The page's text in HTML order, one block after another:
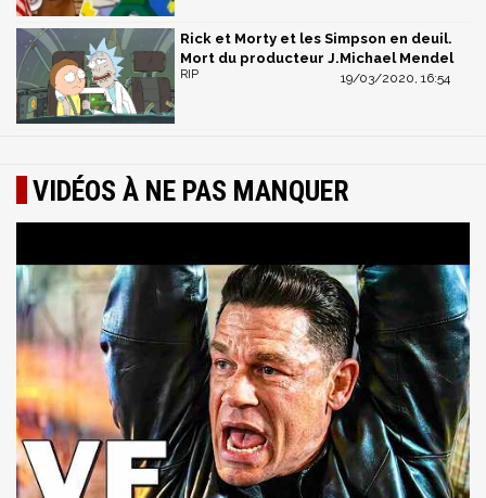
Rick et Morty et les Simpson en deuil.
Mort du producteur J.Michael Mendel
19/03/2020, 16:54
RIP
VIDÉOS À NE PAS MANQUER